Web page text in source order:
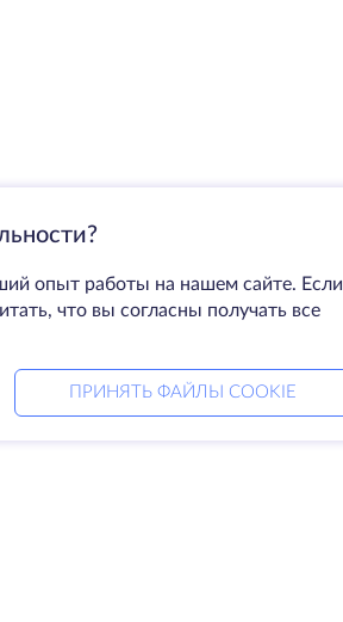
опыт работы на нашем сайте. Если
что вы согласны получать все
ПРИНЯТЬ ФАЙЛЫ COOKIE